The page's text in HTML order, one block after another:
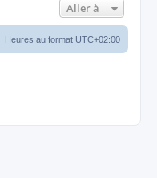
Aller à
Heures au format UTC+02:00